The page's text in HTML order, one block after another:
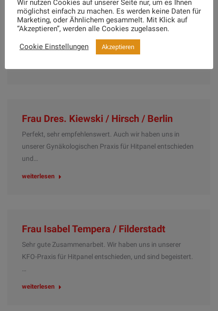
Herr Dr. F. Dominik Schneider / Krefeld
Super. Als Fachzahnarztpraxis für Kieferorthopädie
bewältigen und…
Frau Dres. Kiewski / Hirsch / Berlin
Perfekt, sehr empfehlenswert. Auch wir haben uns in
unserer Gynäkologischen Praxis für Hitpanel entschieden
und…
weiterlesen
Frau Isabel Tempera / Filderstadt
Sehr gute Zusammenarbeit. Wir haben uns in unserer
KFO-Praxis für Hitpanel entschieden, und sind begeistert.
weiterlesen
Wir nutzen Cookies auf unserer Seite nur, um es Ihnen
möglichst einfach zu machen. Es werden keine Daten für
Marketing, oder Ähnlichem gesammelt. Mit Klick auf
“Akzeptieren”, werden alle Cookies zugelassen.
Cookie Einstellungen Akzeptieren